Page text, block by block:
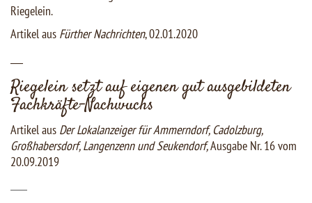
Riegelein.
Artikel aus Fürther Nachrichten, 02.01.2020
Riegelein setzt auf eigenen gut ausgebildeten
Fachkräfte-Nachwuchs
Artikel aus Der Lokalanzeiger für Ammerndorf, Cadolzburg,
Großhabersdorf, Langenzenn und Seukendorf,Ausgabe Nr. 16 vom
20.09.2019